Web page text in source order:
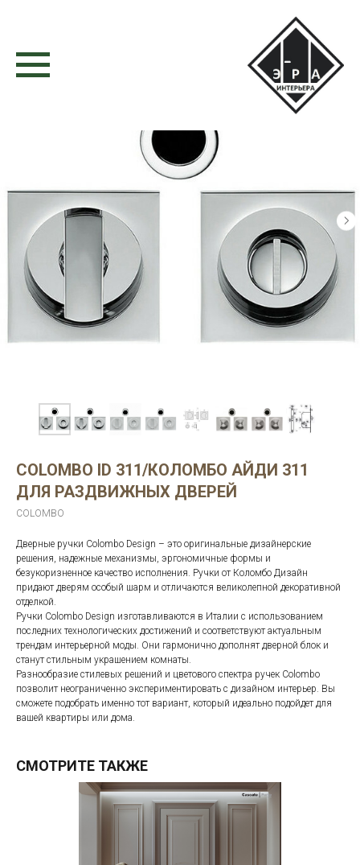
COLOMBO ID 311/КОЛОМБО АЙДИ 311
ДЛЯ РАЗДВИЖНЫХ ДВЕРЕЙ
COLOMBO
Дверные ручки Colombo Design – это оригинальные дизайнерские
решения, надежные механизмы, эргономичные формы и
безукоризненное качество исполнения. Ручки от Коломбо Дизайн
придают дверям особый шарм и отличаются великолепной декоративной
отделкой.
Ручки Colombo Design изготавливаются в Италии с использованием
последних технологических достижений и соответствуют актуальным
трендам интерьерной моды. Они гармонично дополнят дверной блок и
станут стильным украшением комнаты.
Разнообразие стилевых решений и цветового спектра ручек Colombo
позволит неограниченно экспериментировать с дизайном интерьер. Вы
сможете подобрать именно тот вариант, который идеально подойдет для
вашей квартиры или дома.
СМОТРИТЕ ТАКЖЕ